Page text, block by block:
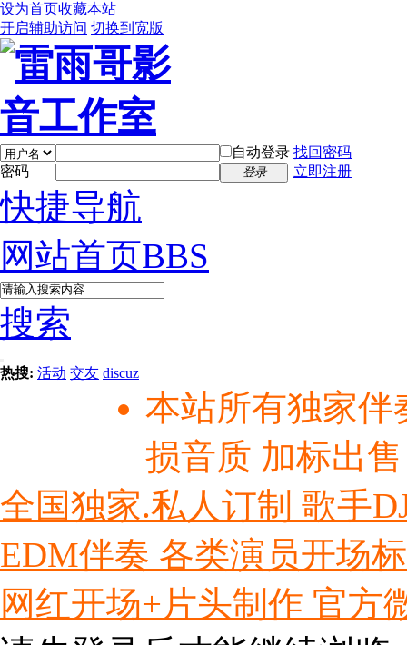
设为首页收藏本站
开启辅助访问 切换到宽版
自动登录 找回密码
密码
登录 立即注册
快捷导航
网站首页BBS
搜索
热搜: 活动 交友 discuz
本站所有独家伴
损音质 加标出
全国独家.私人订制 歌手
EDM伴奏 各类演员开场
网红开场+片头制作 官方